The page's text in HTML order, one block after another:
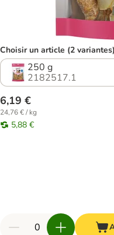
Choisir un article (2 variantes)
250 g
2182517.1
6,19 €
24,76 € / kg
5,88 €